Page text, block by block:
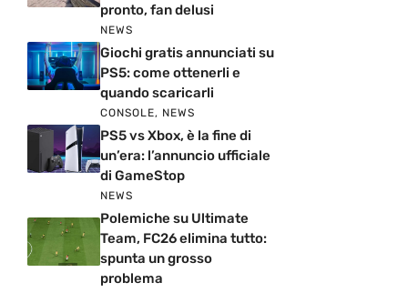
pronto, fan delusi
NEWS
Giochi gratis annunciati su
PS5: come ottenerli e
quando scaricarli
CONSOLE, NEWS
PS5 vs Xbox, è la fine di
un’era: l’annuncio ufficiale
di GameStop
NEWS
Polemiche su Ultimate
Team, FC26 elimina tutto:
spunta un grosso
problema